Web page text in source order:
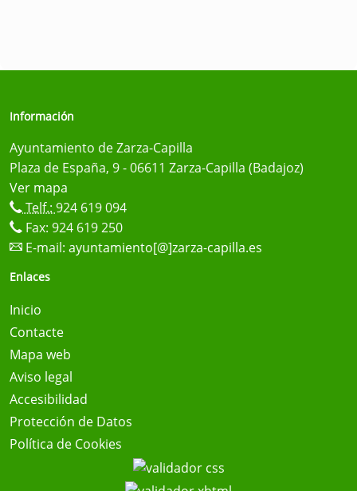
Información
Ayuntamiento de Zarza-Capilla
Plaza de España, 9 - 06611 Zarza-Capilla (Badajoz)
Ver mapa
Telf.: 924 619 094
Fax: 924 619 250
E-mail: ayuntamiento[@]zarza-capilla.es
Enlaces
Inicio
Contacte
Mapa web
Aviso legal
Accesibilidad
Protección de Datos
Política de Cookies